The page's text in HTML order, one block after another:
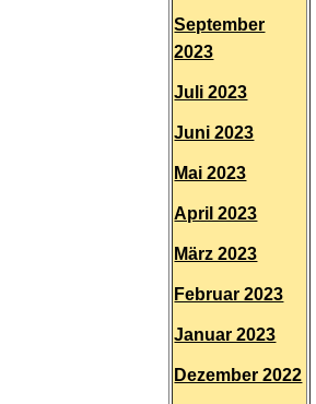
September
2023
Juli 2023
Juni 2023
Mai 2023
April 2023
März 2023
Februar 2023
Januar 2023
Dezember 2022